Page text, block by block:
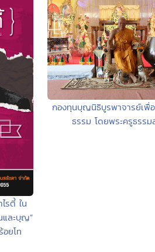
รตี้ ใน
และบุญ”
ยโท
กองทุนบุญนิธิบูรพาจารย์เพื่
ธรรม โดยพระครูธรร